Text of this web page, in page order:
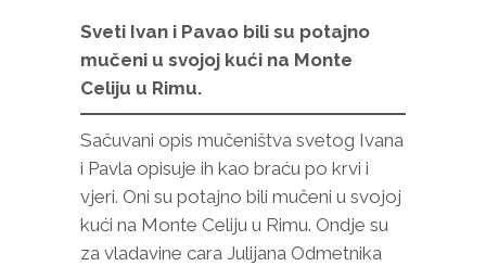
Sveti Ivan i Pavao bili su potajno
mučeni u svojoj kući na Monte
Celiju u Rimu.
Sačuvani opis mučeništva svetog Ivana
i Pavla opisuje ih kao braću po krvi i
vjeri. Oni su potajno bili mučeni u svojoj
kući na Monte Celiju u Rimu. Ondje su
za vladavine cara Julijana Odmetnika